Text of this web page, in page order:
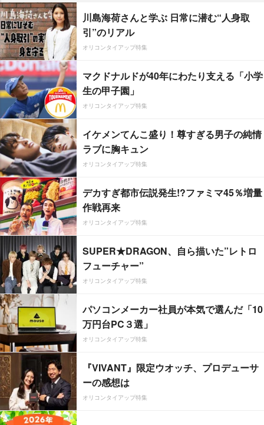
川島海荷さんと学ぶ 日常に潜む“人身取
引”のリアル
オリコンタイアップ特集
マクドナルドが40年にわたり支える「小学
生の甲子園」
オリコンタイアップ特集
イケメンてんこ盛り！尊すぎる男子の純情
ラブに胸キュン
オリコンタイアップ特集
デカすぎ都市伝説発生!?ファミマ45％増量
作戦再来
オリコンタイアップ特集
SUPER★DRAGON、自ら描いた”レトロ
フューチャー”
オリコンタイアップ特集
パソコンメーカー社員が本気で選んだ「10
万円台PC３選」
オリコンタイアップ特集
『VIVANT』限定ウオッチ、プロデューサ
ーの感想は
オリコンタイアップ特集